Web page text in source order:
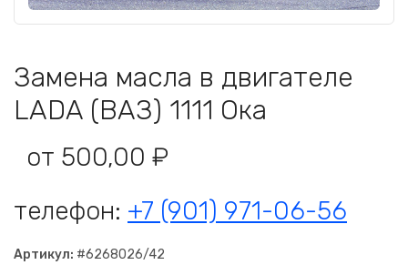
Замена масла в двигателе
LADA (ВАЗ) 1111 Ока
от 500,00 ₽
телефон: +7 (901) 971-06-56
Артикул: #6268026/42